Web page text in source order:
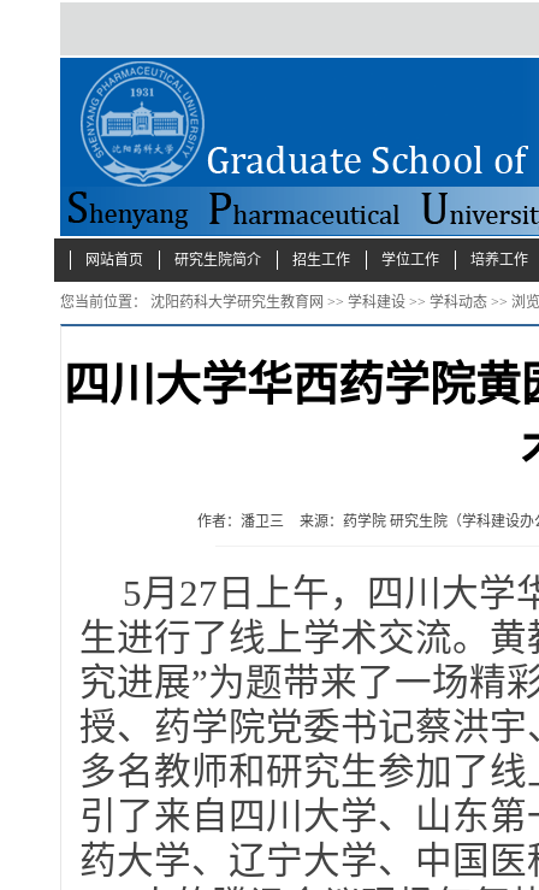
网站首页 研究生院简介 招生工作 学位工作 培养工作
您当前位置： 沈阳药科大学研究生教育网 >> 学科建设 >> 学科动态 >> 浏
四川大学华西药学院
作者：潘卫三 来源：药学院 研究生院（学科建设
5月27日上午，四川大学
生进行了线上学术交流。
究进展”为题带来了一场精
授、药学院党委书记蔡洪
多名教师和研究生参加了
引了来自四川大学、山东
药大学、辽宁大学、中国